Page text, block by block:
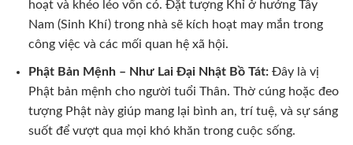
hoạt và khéo léo vốn có. Đặt tượng Khỉ ở hướng Tây
Nam (Sinh Khí) trong nhà sẽ kích hoạt may mắn trong
công việc và các mối quan hệ xã hội.
Phật Bản Mệnh – Như Lai Đại Nhật Bồ Tát:Đây là vị
Phật bản mệnh cho người tuổi Thân. Thờ cúng hoặc đeo
tượng Phật này giúp mang lại bình an, trí tuệ, và sự sáng
suốt để vượt qua mọi khó khăn trong cuộc sống.